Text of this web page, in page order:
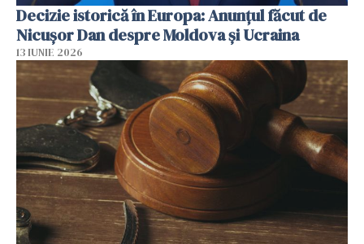
Decizie istorică în Europa: Anunțul făcut de
Nicușor Dan despre Moldova și Ucraina
13 IUNIE 2026